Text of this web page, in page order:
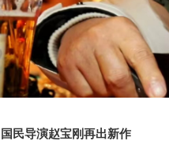
国民导演赵宝刚再出新作